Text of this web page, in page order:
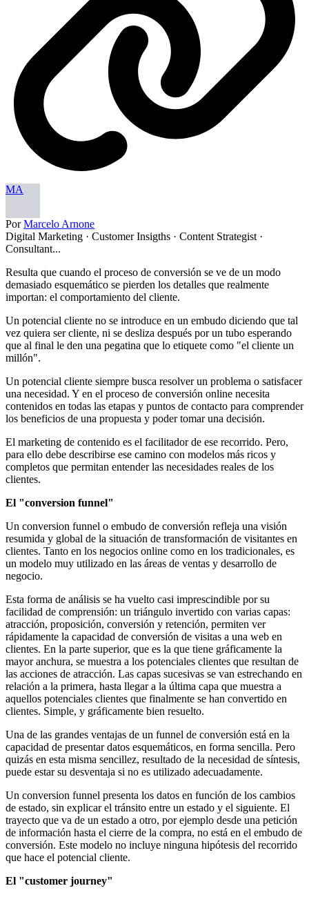
MA
PorMarcelo Arnone
Digital Marketing · Customer Insigths · Content Strategist ·
Consultant...
Resulta que cuando el proceso de conversión se ve de un modo
demasiado esquemático se pierden los detalles que realmente
importan: el comportamiento del cliente.
Un potencial cliente no se introduce en un embudo diciendo que tal
vez quiera ser cliente, ni se desliza después por un tubo esperando
que al final le den una pegatina que lo etiquete como "el cliente un
millón".
Un potencial cliente siempre busca resolver un problema o satisfacer
una necesidad. Y en el proceso de conversión online necesita
contenidos en todas las etapas y puntos de contacto para comprender
los beneficios de una propuesta y poder tomar una decisión.
El marketing de contenido es el facilitador de ese recorrido. Pero,
para ello debe describirse ese camino con modelos más ricos y
completos que permitan entender las necesidades reales de los
clientes.
El "conversion funnel"
Un conversion funnel o embudo de conversión refleja una visión
resumida y global de la situación de transformación de visitantes en
clientes. Tanto en los negocios online como en los tradicionales, es
un modelo muy utilizado en las áreas de ventas y desarrollo de
negocio.
Esta forma de análisis se ha vuelto casi imprescindible por su
facilidad de comprensión: un triángulo invertido con varias capas:
atracción, proposición, conversión y retención, permiten ver
rápidamente la capacidad de conversión de visitas a una web en
clientes. En la parte superior, que es la que tiene gráficamente la
mayor anchura, se muestra a los potenciales clientes que resultan de
las acciones de atracción. Las capas sucesivas se van estrechando en
relación a la primera, hasta llegar a la última capa que muestra a
aquellos potenciales clientes que finalmente se han convertido en
clientes. Simple, y gráficamente bien resuelto.
Una de las grandes ventajas de un funnel de conversión está en la
capacidad de presentar datos esquemáticos, en forma sencilla. Pero
quizás en esta misma sencillez, resultado de la necesidad de síntesis,
puede estar su desventaja si no es utilizado adecuadamente.
Un conversion funnel presenta los datos en función de los cambios
de estado, sin explicar el tránsito entre un estado y el siguiente. El
trayecto que va de un estado a otro, por ejemplo desde una petición
de información hasta el cierre de la compra, no está en el embudo de
conversión. Este modelo no incluye ninguna hipótesis del recorrido
que hace el potencial cliente.
El "customer journey"